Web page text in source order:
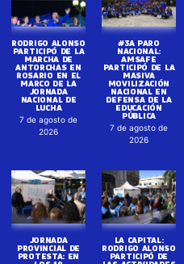
RODRIGO ALONSO
PARTICIPÓ DE LA
MARCHA DE
ANTORCHAS EN
ROSARIO EN EL
MARCO DE LA
JORNADA
NACIONAL DE
LUCHA
7 de agosto de
2026
#3A PARO
NACIONAL:
AMSAFE
PARTICIPÓ DE LA
MASIVA
MOVILIZACIÓN
NACIONAL EN
DEFENSA DE LA
EDUCACIÓN
PÚBLICA
7 de agosto de
2026
JORNADA
PROVINCIAL DE
PROTESTA: EN
LA CAPITAL:
RODRIGO ALONSO
PARTICIPÓ DE